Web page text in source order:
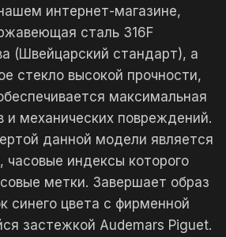
интернет-магазине,
сталь 316F
(Швейцарский стандарт), а
стекло высокой прочности,
максимальная
и механических повреждений.
данной модели является
часовые индексы которого
метки. Завершает образ
синего цвета с фирменной
застежкой Audemars Piguet.